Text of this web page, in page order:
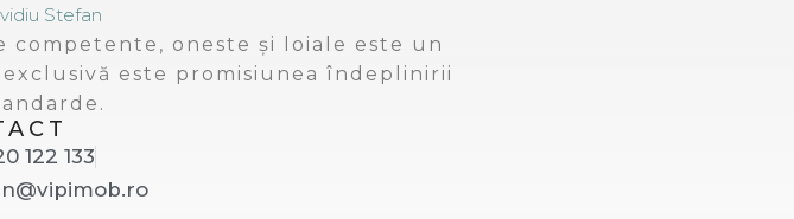
oneste și loiale este un
este promisiunea îndeplinirii
122 133